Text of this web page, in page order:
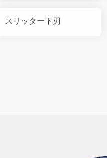
スリッター下刃